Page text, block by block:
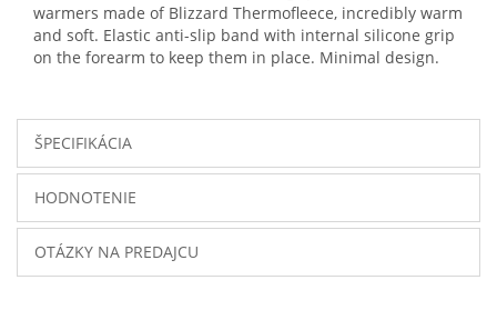
warmers made of Blizzard Thermofleece, incredibly warm
and soft. Elastic anti-slip band with internal silicone grip
on the forearm to keep them in place. Minimal design.
ŠPECIFIKÁCIA
HODNOTENIE
OTÁZKY NA PREDAJCU